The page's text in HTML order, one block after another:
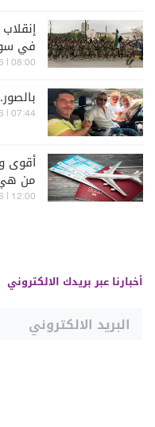
في
08:00 | 2026-08-06
07:44 | 2026-08-06
أقوى
من هي
12:00 | 2026-08-06
أخبارنا عبر بريدك الالكتروني